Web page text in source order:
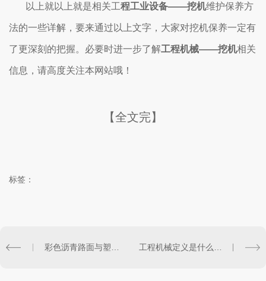
以上就以上就是相关工程工业设备——挖机维护保养方
法的一些详解，要来通过以上文字，大家对挖机保养一定有
了更深刻的把握。必要时进一步了解工程机械——挖机相关
信息，请高度关注本网站哦！
【全文完】
标签：